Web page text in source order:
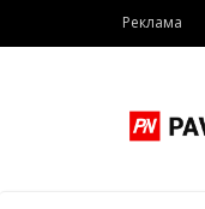
Реклама